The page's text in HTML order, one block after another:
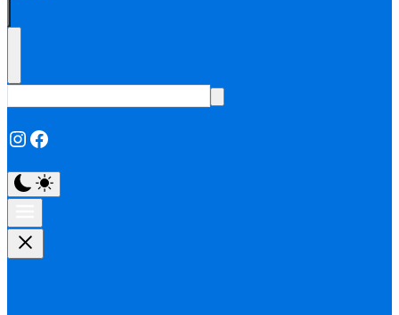
Instagram
Facebook